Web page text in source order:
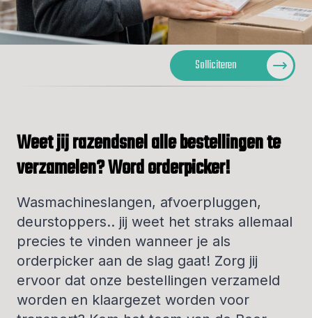
Solliciteren
Weet jij razendsnel alle bestellingen te
verzamelen? Word orderpicker!
Wasmachineslangen, afvoerpluggen,
deurstoppers.. jij weet het straks allemaal
precies te vinden wanneer je als
orderpicker aan de slag gaat! Zorg jij
ervoor dat onze bestellingen verzameld
worden en klaargezet worden voor